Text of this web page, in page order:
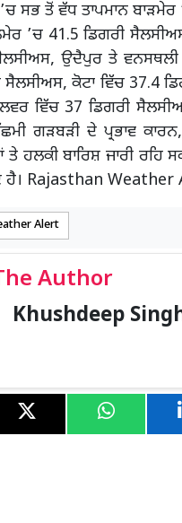
ਸਭ ਤੋਂ ਵੱਧ ਤਾਪਮਾਨ
’ਚ 41.5 ਡਿਗਰੀ
ਉਦੈਪੁਰ ਤੇ
ਸੈਲਸੀਅਸ, ਕੋਟਾ ਵਿੱਚ 37.4
ਵਿੱਚ 37 ਡਿਗਰੀ
ਗੜਬੜੀ ਦੇ ਪ੍ਰਭਾਵ
ਹਲਕੀ ਬਾਰਿਸ਼ ਜਾਰੀ ਰਹਿ
ਹੈ। Rajasthan Weather
Alert
Author
Khushdeep